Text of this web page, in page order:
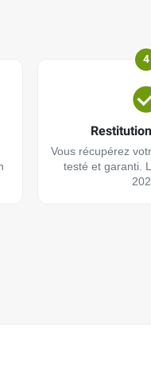
4
Vous récupérez
testé et garanti.